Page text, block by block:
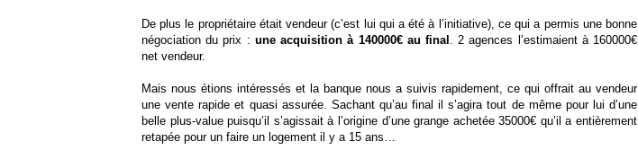
De plus le propriétaire était vendeur (c’est lui qui a été à l’initiative), ce qui a permis une bonne
négociation du prix : une acquisition à 140000€ au final . 2 agences l’estimaient à 160000€
net vendeur.
Mais nous étions intéressés et la banque nous a suivis rapidement, ce qui offrait au vendeur
une vente rapide et quasi assurée. Sachant qu’au final il s’agira tout de même pour lui d’une
belle plus-value puisqu’il s’agissait à l’origine d’une grange achetée 35000€ qu’il a entièrement
retapée pour un faire un logement il y a 15 ans…